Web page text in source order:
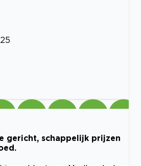
gericht, schappelijk prijzen